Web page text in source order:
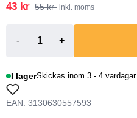
43 kr 55 kr inkl. moms
- +
I lagerSkickas inom 3 - 4 vardagar
EAN: 3130630557593